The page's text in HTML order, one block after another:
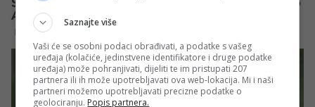
Saznajte više
Vaši će se osobni podaci obrađivati, a podatke s vašeg
uređaja (kolačiće, jedinstvene identifikatore i druge podatke
uređaja) može pohranjivati, dijeliti te im pristupati 207
partnera ili ih može upotrebljavati ova web-lokacija. Mi i naši
partneri možemo upotrebljavati precizne podatke o
geolociranju. Popis partnera.